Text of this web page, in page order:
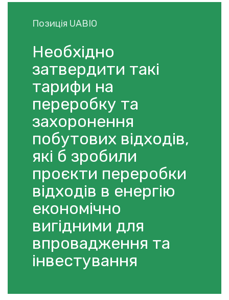
Необхідно
затвердити такі
тарифи на
переробку та
захоронення
побутових відходів,
які б зробили
проєкти переробки
відходів в енергію
економічно
вигідними для
впровадження та
інвестування
Позиція UABIO